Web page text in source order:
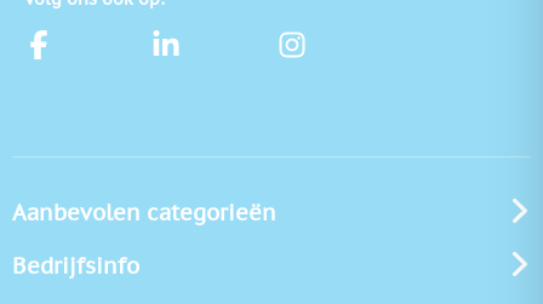
Aanbevolen categorieën
Bedrijfsinfo